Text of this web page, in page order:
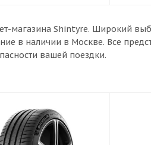
магазина Shintyre. Широкий
в наличии в Москве. Все
вашей поездки.